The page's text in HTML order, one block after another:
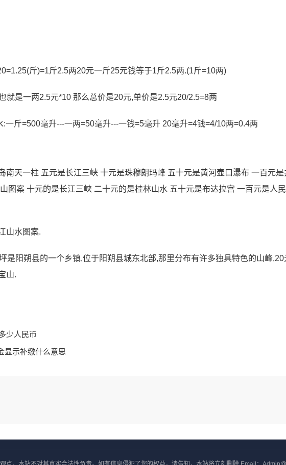
斤)=1斤2.5两20元一斤25元钱等于1斤2.5两.(1斤=10两)
就是一两2.5元*10 那么总价是20元,单价是2.5元20/2.5=8两
一斤=500毫升---一两=50毫升---一钱=5毫升 20毫升=4钱=4/10两=0.4两
南天一柱 五元是长江三峡 十元是珠穆朗玛峰 五十元是黄河壶口瀑布 一百元是
图案 十元的是长江三峡 二十元的是桂林山水 五十元是布达拉宫 一百元是人
山水图案.
是阳朔县的一个乡镇,位于阳朔县城东北部,那里分布有许多独具特色的山峰,20
山.
少人民币
显示补缴什么意思